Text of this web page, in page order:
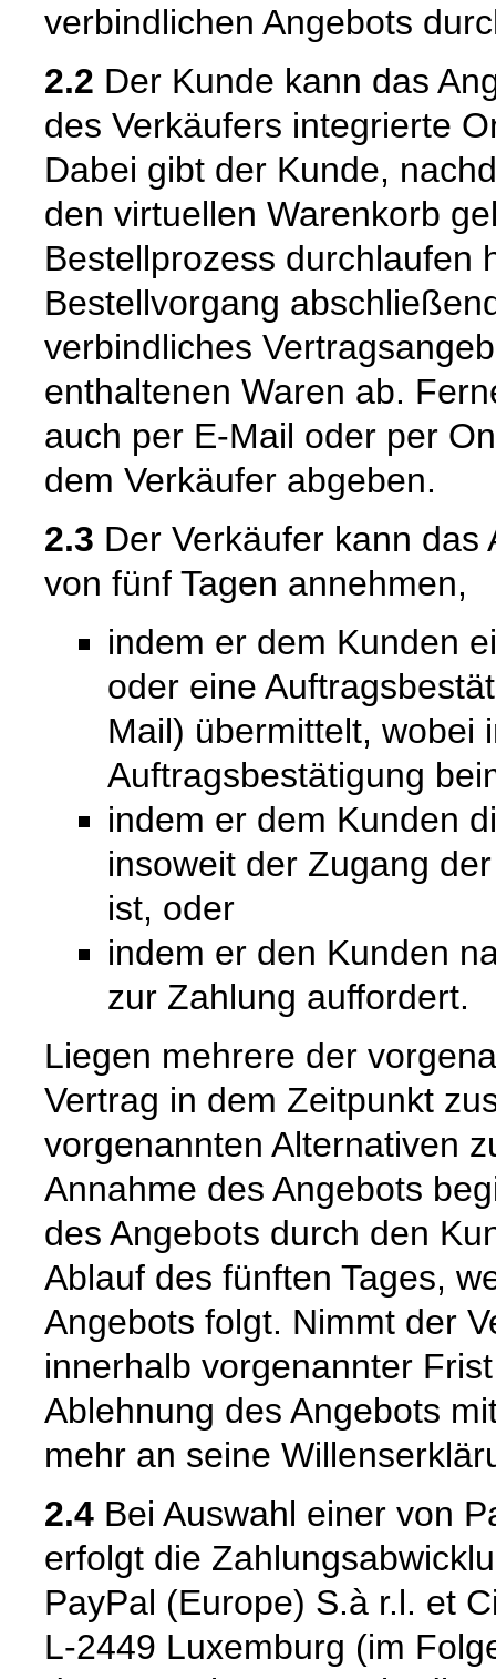
verbindlichen Angebots
2.2 Der Kunde kann das
des Verkäufers integrierte
Dabei gibt der Kunde,
den virtuellen Warenkorb
Bestellprozess durchlaufen
Bestellvorgang
verbindliches
enthaltenen Waren ab.
auch per E-Mail oder per
dem Verkäufer abgeben.
2.3 Der Verkäufer kann
von fünf Tagen annehmen,
indem er dem Kunden
oder eine
Mail) übermittelt, wobei
Auftragsbestätigung
indem er dem Kunden
insoweit der Zugang
ist, oder
indem er den Kunden
zur Zahlung auffordert.
Liegen mehrere der
Vertrag in dem Zeitpunkt
vorgenannten Alternativen
Annahme des Angebots
des Angebots durch den
Ablauf des fünften Tages,
Angebots folgt. Nimmt der
innerhalb vorgenannter
Ablehnung des Angebots
mehr an seine
2.4 Bei Auswahl einer von
erfolgt die
PayPal (Europe) S.à r.l. et
L-2449 Luxemburg (im